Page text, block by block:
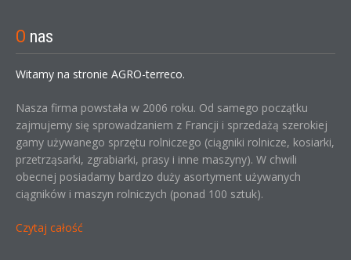
O nas
Witamy na stronie AGRO-terreco.
Nasza firma powstała w 2006 roku. Od samego początku
zajmujemy się sprowadzaniem z Francji i sprzedażą szerokiej
gamy używanego sprzętu rolniczego (ciągniki rolnicze, kosiarki,
przetrząsarki, zgrabiarki, prasy i inne maszyny). W chwili
obecnej posiadamy bardzo duży asortyment używanych
ciągników i maszyn rolniczych (ponad 100 sztuk).
Czytaj całość